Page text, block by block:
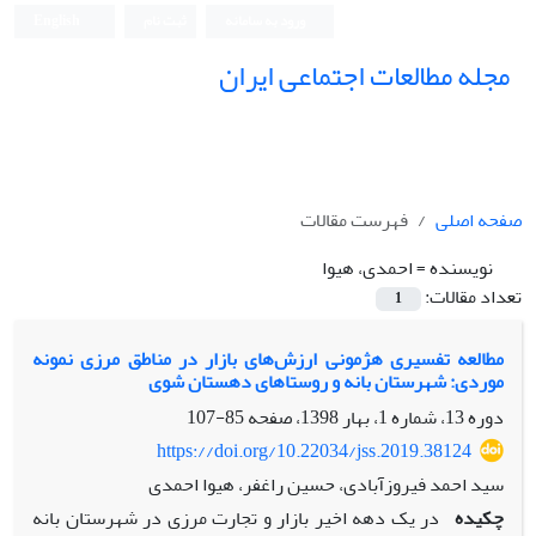
مجله مطالعات اجتماعی ایران
صفحه اصلی
فهرست مقالات
نویسنده =احمدی، هیوا
تعداد مقالات:
1
مطالعه تفسیری هژمونی ارزش‌های بازار در مناطق مرزی نمونه
موردی: شهرستان بانه و روستاهای دهستان شوی
دوره 13، شماره 1، بهار 1398، صفحه
85-107
https://doi.org/10.22034/jss.2019.38124
سید احمد فیروزآبادی، حسین راغفر، هیوا احمدی
چکیده در یک دهه اخیر بازار و تجارت مرزی در شهرستان بانه